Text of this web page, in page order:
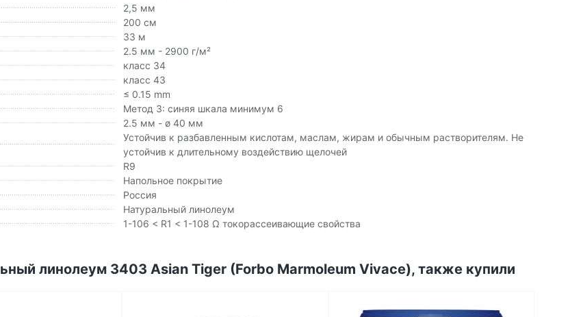
2,5 мм
200 см
33 м
2.5 мм - 2900 г/м²
класс 34
класс 43
≤ 0.15 mm
Метод 3: синяя шкала минимум 6
2.5 мм - ø 40 мм
Устойчив к разбавленным кислотам, маслам, жирам и обычным растворителям. Не
устойчив к длительному воздействию щелочей
R9
Напольное покрытие
Россия
Натуральный линолеум
1-106 < R1 < 1-108 Ω токорассеивающие свойства
линолеум 3403 Asian Tiger (Forbo Marmoleum Vivace), также купили